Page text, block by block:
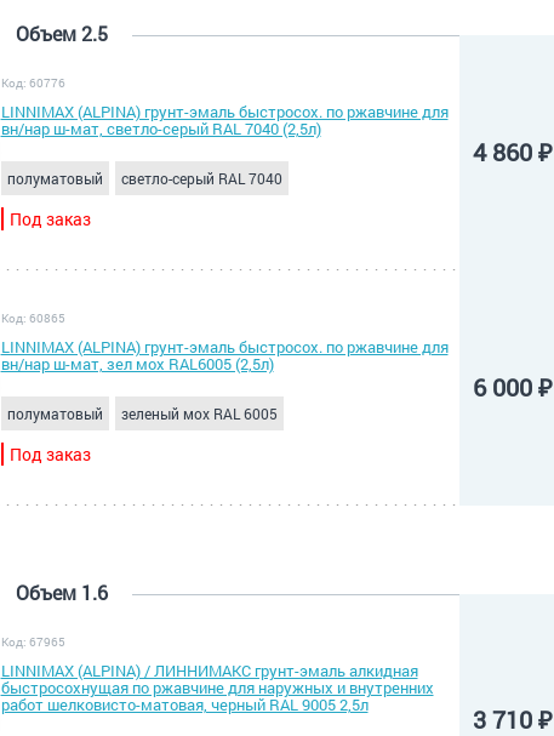
Объем 2.5
Код: 60776
LINNIMAX (ALPINA) грунт-эмаль быстросох. по ржавчине для
вн/нар ш-мат, светло-серый RAL 7040 (2,5л)
полуматовый светло-серый RAL 7040
Под заказ
4 860 ₽
Код: 60865
LINNIMAX (ALPINA) грунт-эмаль быстросох. по ржавчине для
вн/нар ш-мат, зел мох RAL6005 (2,5л)
полуматовый зеленый мох RAL 6005
Под заказ
6 000 ₽
Объем 1.6
Код: 67965
LINNIMAX (ALPINA) / ЛИННИМАКС грунт-эмаль алкидная
быстросохнущая по ржавчине для наружных и внутренних
работ шелковисто-матовая, черный RAL 9005 2,5л 3 710 ₽